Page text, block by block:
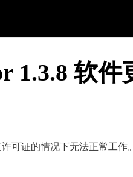
1.3.8 软件
可证的情况下无法正常工作。